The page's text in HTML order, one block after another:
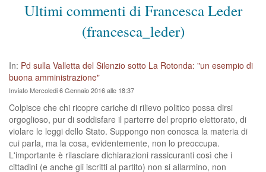
Ultimi commenti di Francesca Leder
(francesca_leder)
In: Pd sulla Valletta del Silenzio sotto La Rotonda: "un esempio di
buona amministrazione"
Inviato Mercoledi 6 Gennaio 2016 alle 18:37
Colpisce che chi ricopre cariche di rilievo politico possa dirsi
orgoglioso, pur di soddisfare il parterre del proprio elettorato, di
violare le leggi dello Stato. Suppongo non conosca la materia di
cui parla, ma la cosa, evidentemente, non lo preoccupa.
L'importante è rilasciare dichiarazioni rassicuranti così che i
cittadini (e anche gli iscritti al partito) non si allarmino, non